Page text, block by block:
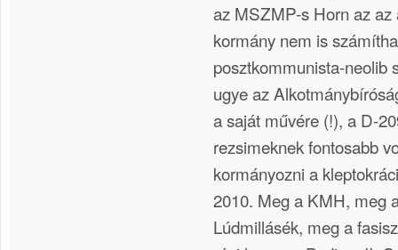
az MSZMP-s Horn az
kormány nem is
posztkommunista-neolib
ugye az
a saját művére (!), a D-
rezsimeknek fontosabb
kormányozni a
2010. Meg a KMH, meg
Lúdmillásék, meg a